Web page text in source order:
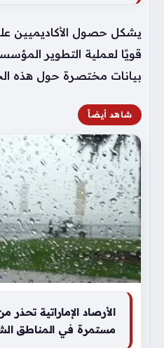
يشكل حصول الأكاديميين
قويًا لعملية التطوير
بيانات مختصرة حول هذه
شاهد أيضاً
الأرصاد الإماراتية تحذر
مستمرة في المناطق